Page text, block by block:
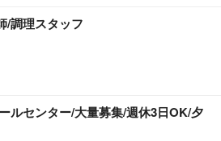
/調理スタッフ
ルセンター/大量募集/週休3日OK/夕